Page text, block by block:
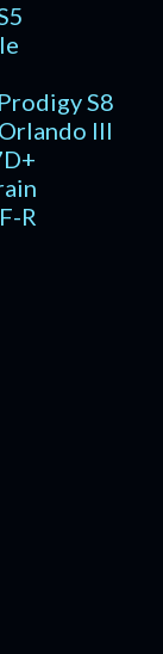
S8
III
R